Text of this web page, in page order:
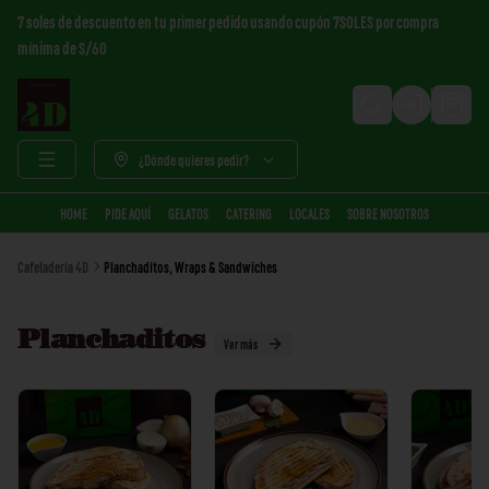
7 soles de descuento en tu primer pedido usando cupón 7SOLES por compra
mínima de S/60
Login
¿Dónde quieres pedir?
HOME PIDE AQUÍ GELATOS CATERING LOCALES SOBRE NOSOTROS
Cafeladeria 4D Planchaditos, Wraps & Sandwiches
Planchaditos Ver más